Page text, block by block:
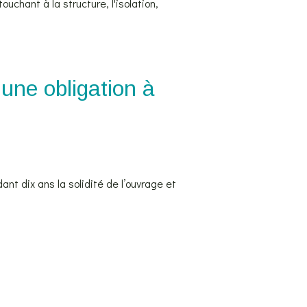
à la structure, l'isolation,
une obligation à
dix ans la solidité de l’ouvrage et